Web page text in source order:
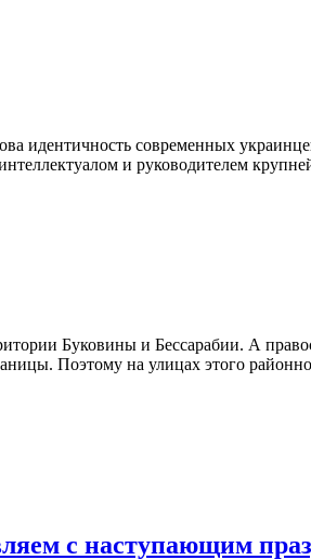
современных
и руководителем
Буковины и Бессарабии. А
Поэтому на улицах этого
с наступающим